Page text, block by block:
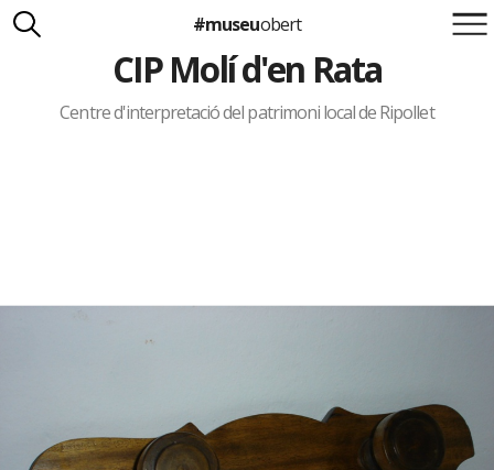
Suma't a la iniciativa
Carlota Royo
Francesca Barcellona
#museuobert
CIP Molí d'en Rata
Centre d'interpretació del patrimoni local de Ripollet